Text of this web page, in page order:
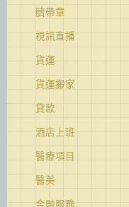
臍帶章
視訊直播
貨運
貨運搬家
貸款
酒店上班
醫療項目
醫美
金融服務